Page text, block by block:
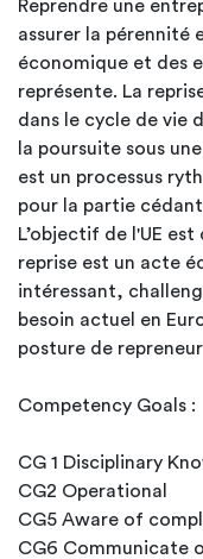
Reprendre une
assurer la pérennité
économique et des
représente. La reprise d'une entreprise est une étape-clé
dans le cycle de vie
la poursuite sous une
est un processus
pour la partie
L’objectif de l'UE
reprise est un acte
intéressant,
besoin actuel en Europe. Les étudiants sont
posture de
Competency Goals :
CG 1 Disciplinary
CG2 Operational
CG5 Aware of
CG6 Communicate